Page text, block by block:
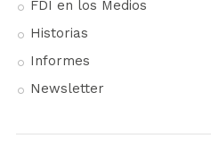
FDI en los Medios
Historias
Informes
Newsletter